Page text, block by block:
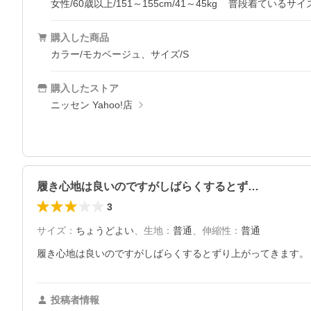
女性/60歳以上/151～155cm/41～45kg 普段着ているサイ
購入した商品
カラー/モカベージュ、サイズ/S
購入したストア
ニッセン Yahoo!店
履き心地は良いのですがしばらくするとず…
3
サイズ ： ちょうどよい、 生地 ： 普通 、 伸縮性 ： 普通
履き心地は良いのですがしばらくするとずり上がってきます。
投稿者情報